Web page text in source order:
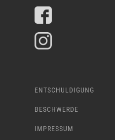
ENTSCHULDIGUNG
BESCHWERDE
IMPRESSUM